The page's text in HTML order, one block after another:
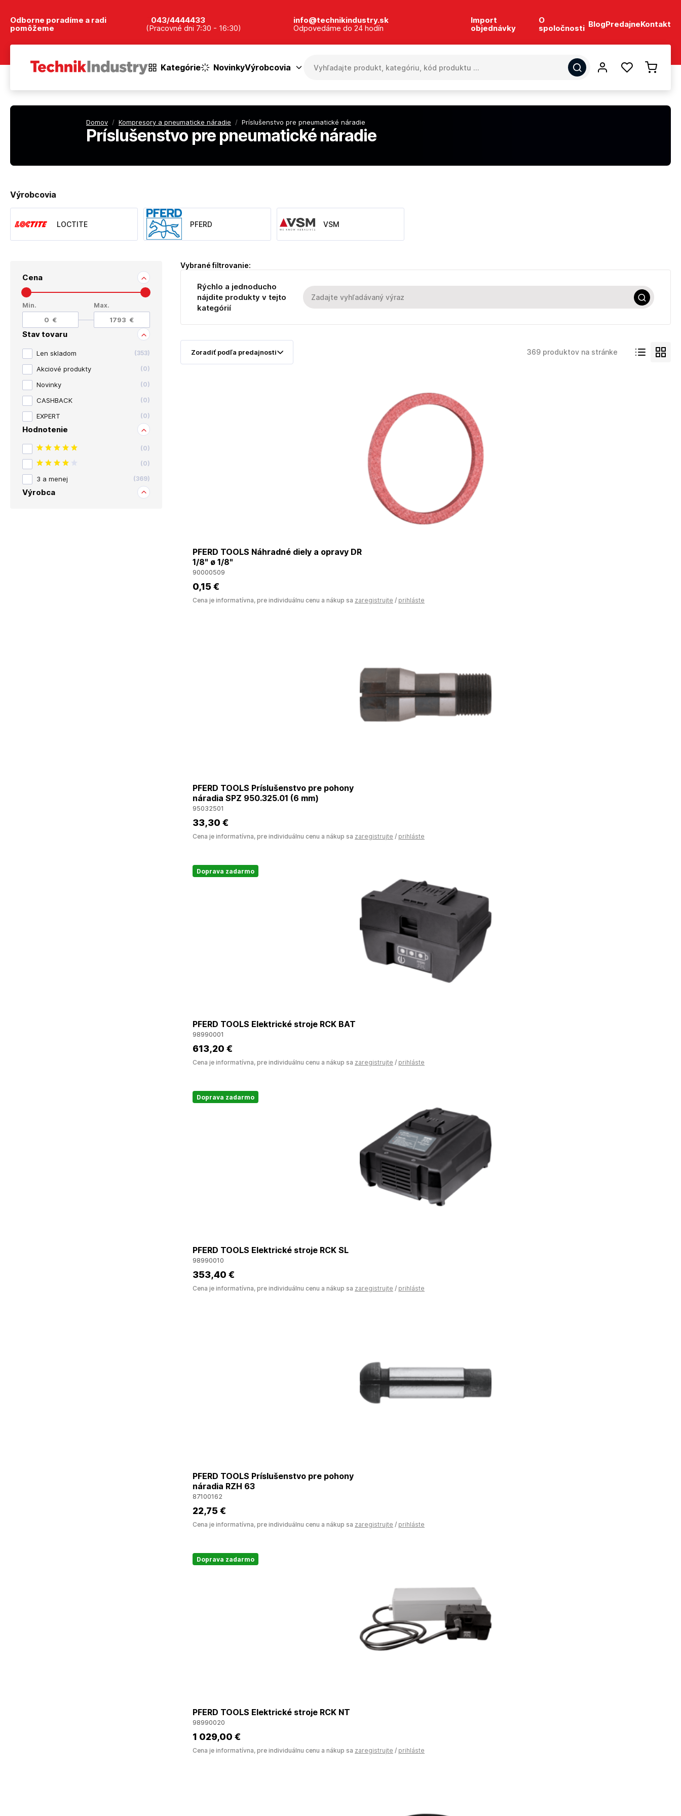
Odborne poradíme a radi
pomôžeme
043/4444433
(Pracovné dni 7:30 - 16:30)
info@technikindustry.sk
Odpovedáme do 24 hodín
Import
objednávky
O
spoločnosti BlogPredajneKontakt
Kategórie NovinkyVýrobcovia
Domov / Kompresory a pneumaticke náradie / Príslušenstvo pre pneumatické náradie
Príslušenstvo pre pneumatické náradie
Cena
Min. Max.
Stav tovaru
Len skladom (353)
Akciové produkty (0)
Novinky (0)
CASHBACK (0)
EXPERT (0)
Hodnotenie
(0)
(0)
3 a menej (369)
Výrobca
Výrobcovia
LOCTITE PFERD VSM
Vybrané filtrovanie:
Rýchlo a jednoducho
nájdite produkty v tejto
kategórií
369 produktov na stránke
PFERD TOOLS Náhradné diely a opravy DR
1/8" ø 1/8"
90000509
0,15 €
Cena je informatívna, pre individuálnu cenu a nákup sa zaregistrujte / prihláste
PFERD TOOLS Príslušenstvo pre pohony
náradia SPZ 950.325.01 (6 mm)
95032501
33,30 €
Cena je informatívna, pre individuálnu cenu a nákup sa zaregistrujte / prihláste
Doprava zadarmo
PFERD TOOLS Elektrické stroje RCK BAT
98990001
613,20 €
Cena je informatívna, pre individuálnu cenu a nákup sa zaregistrujte / prihláste
Doprava zadarmo
PFERD TOOLS Elektrické stroje RCK SL
98990010
353,40 €
Cena je informatívna, pre individuálnu cenu a nákup sa zaregistrujte / prihláste
PFERD TOOLS Príslušenstvo pre pohony
náradia RZH 63
87100162
22,75 €
Cena je informatívna, pre individuálnu cenu a nákup sa zaregistrujte / prihláste
Doprava zadarmo
PFERD TOOLS Elektrické stroje RCK NT
98990020
1 029,00 €
Cena je informatívna, pre individuálnu cenu a nákup sa zaregistrujte / prihláste